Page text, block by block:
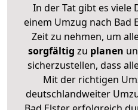
In der Tat gibt es viele
einem Umzug nach Bad
Zeit zu nehmen, um
sorgfältig zu planen
sicherzustellen, dass
Mit der richtigen
deutschlandweiter